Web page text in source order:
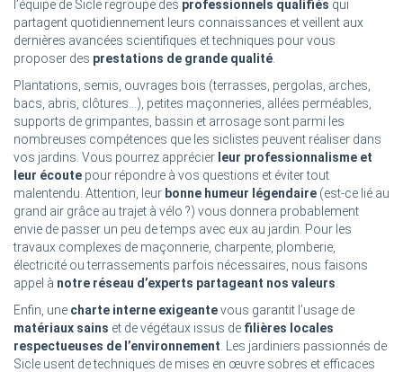
l’équipe de Sicle regroupe des professionnels qualifiés qui
partagent quotidiennement leurs connaissances et veillent aux
dernières avancées scientifiques et techniques pour vous
proposer des prestations de grande qualité
Plantations, semis, ouvrages bois (terrasses, pergolas, arches,
bacs, abris, clôtures...), petites maçonneries, allées perméables,
supports de grimpantes, bassin et arrosage sont parmi les
nombreuses compétences que les siclistes peuvent réaliser dans
vos jardins. Vous pourrez apprécier leur professionnalisme et
leur écoute pour répondre à vos questions et éviter tout
malentendu. Attention, leur bonne humeur légendaire (est-ce lié au
grand air grâce au trajet à vélo ?) vous donnera probablement
envie de passer un peu de temps avec eux au jardin. Pour les
travaux complexes de maçonnerie, charpente, plomberie,
électricité ou terrassements parfois nécessaires, nous faisons
appel à notre réseau d’experts partageant nos valeurs
Enfin, une charte interne exigeantevous garantit l’usage de
matériaux sains et de végétaux issus de filières locales
respectueuses de l’environnement . Les jardiniers passionnés de
Sicle usent de techniques de mises en œuvre sobres et efficaces